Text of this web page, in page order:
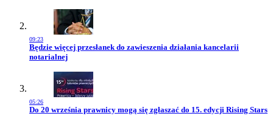
09:23
Przejdź do artykułu:
Będzie więcej przesłanek do zawieszenia działania kancelarii
notarialnej
05:26
Przejdź do artykułu:
Do 20 września prawnicy mogą się zgłaszać do 15. edycji Rising Stars